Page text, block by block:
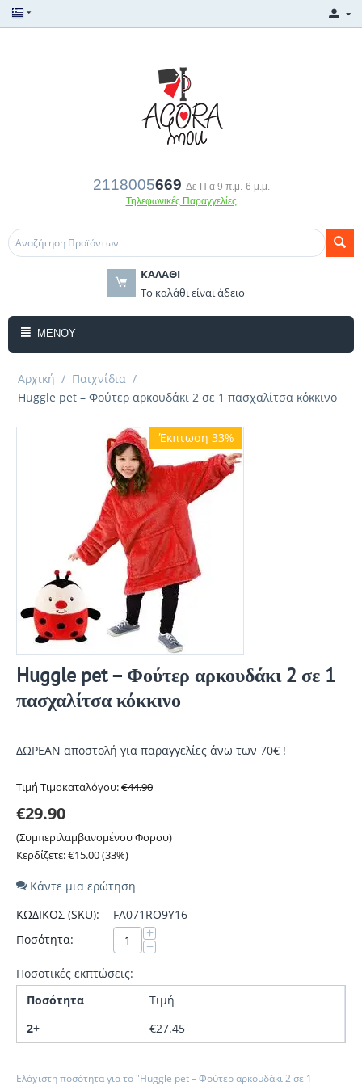
2118005669 Δε-Π α 9 π.μ.-6 μ.μ.
Τηλεφωνικές Παραγγελίες
ΚΑΛΆΘΙ
Το καλάθι είναι άδειο
ΜΕΝΟΎ
Αρχική / Παιχνίδια /
Huggle pet – Φούτερ αρκουδάκι 2 σε 1 πασχαλίτσα κόκκινο
Έκπτωση 33%
Huggle pet – Φούτερ αρκουδάκι 2 σε 1
πασχαλίτσα κόκκινο
ΔΩΡΕΑΝ αποστολή για παραγγελίες άνω των 70€ !
Τιμή Τιμοκαταλόγου:€44.90
€29.90
(Συμπεριλαμβανομένου Φορου)
Κερδίζετε:€15.00(33%)
Κάντε μια ερώτηση
ΚΩΔΙΚΟΣ (SKU):
FA071RO9Y16
Ποσότητα:
+
−
Ποσοτικές εκπτώσεις:
Ποσότητα
Τιμή
2+
€27.45
Ελάχιστη ποσότητα για το "Huggle pet – Φούτερ αρκουδάκι 2 σε 1